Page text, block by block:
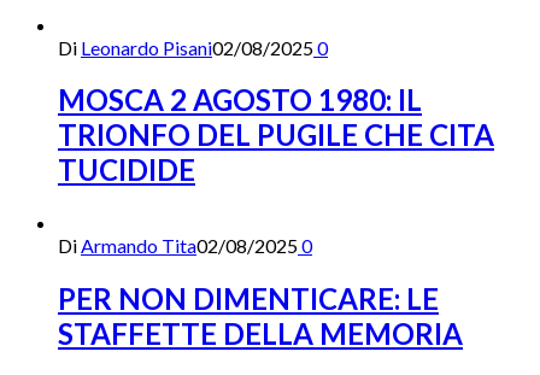
Di Leonardo Pisani02/08/20250
MOSCA 2 AGOSTO 1980: IL
TRIONFO DEL PUGILE CHE CITA
TUCIDIDE
DiArmando Tita02/08/20250
PER NON DIMENTICARE: LE
STAFFETTE DELLA MEMORIA